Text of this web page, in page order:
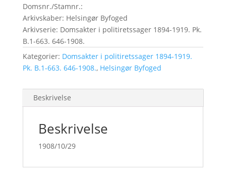
Domsnr./Stamnr.:
Arkivskaber: Helsingør Byfoged
Arkivserie: Domsakter i politiretssager 1894-1919. Pk.
B.1-663. 646-1908.
Kategorier: Domsakter i politiretssager 1894-1919.
Pk. B.1-663. 646-1908., Helsingør Byfoged
Beskrivelse
Beskrivelse
1908/10/29